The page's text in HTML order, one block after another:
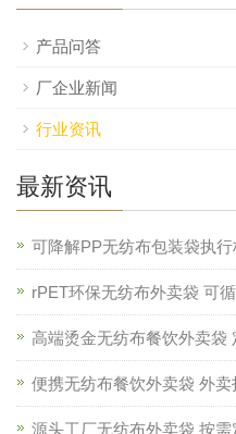
产品问答
厂企业新闻
行业资讯
最新资讯
可降解PP无纺布包装袋执
rPET环保无纺布外卖袋 可
高端烫金无纺布餐饮外卖袋
便携无纺布餐饮外卖袋 外
源头工厂无纺布外卖袋 按